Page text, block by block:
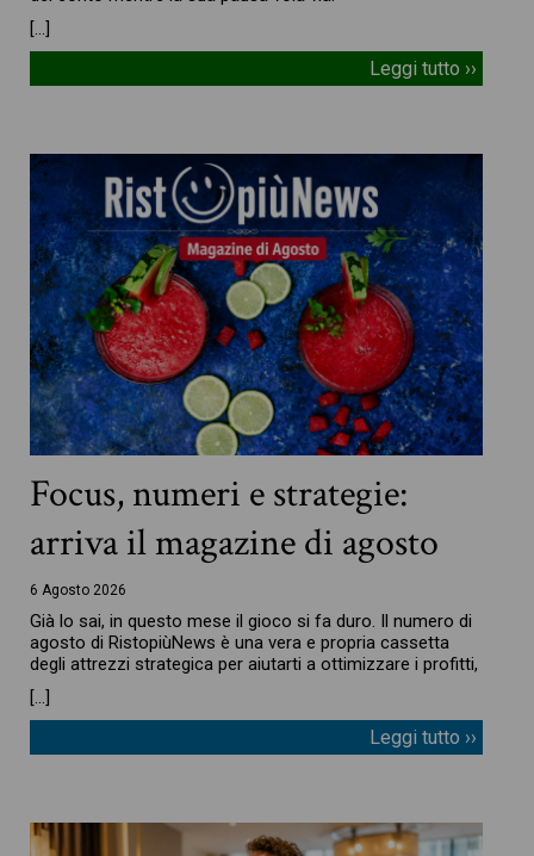
[…]
Leggi tutto ››
Focus, numeri e strategie:
arriva il magazine di agosto
6 Agosto 2026
Già lo sai, in questo mese il gioco si fa duro. Il numero di
agosto di RistopiùNews è una vera e propria cassetta
degli attrezzi strategica per aiutarti a ottimizzare i profitti,
[…]
Leggi tutto ››